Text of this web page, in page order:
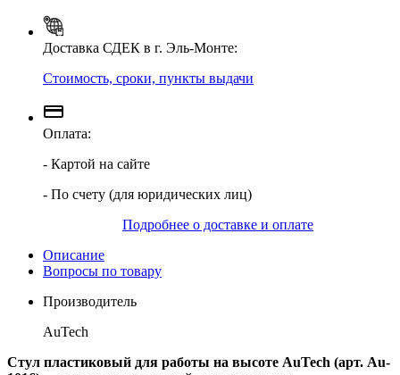
Доставка СДЕК в г. Эль-Монте:
Стоимость, сроки, пункты выдачи
Оплата:
- Картой на сайте
- По счету (для юридических лиц)
Подробнее о доставке и оплате
Описание
Вопросы по товару
Производитель
AuTech
Стул пластиковый для работы на высоте AuTech (арт. Au-